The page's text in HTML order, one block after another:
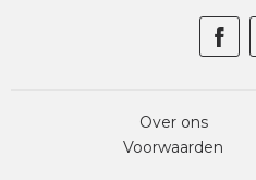
Over ons
Voorwaarden